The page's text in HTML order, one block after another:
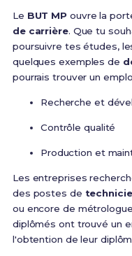
Le BUT MP ouvre la
de carrière. Que tu
poursuivre tes études,
quelques exemples de
pourrais trouver un
Recherche et
Contrôle qualité
Production et
Les entreprises
des postes de
ou encore de
diplômés ont trouvé un
l'obtention de leur